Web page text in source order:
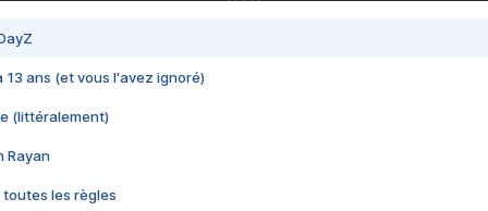
13 ans (et vous l'avez ignoré)
(littéralement)
Rayan
toutes les règles